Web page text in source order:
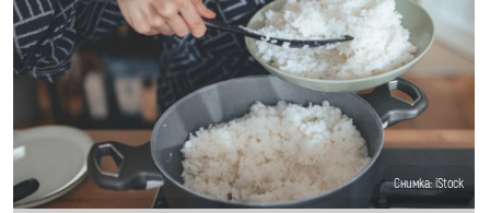
Снимка: iStock